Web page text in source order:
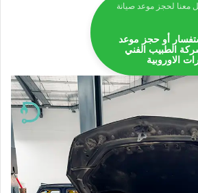
معنا لحجز موعد صيانة
أو حجز موعد
الطبيب الفني
الاوروبية